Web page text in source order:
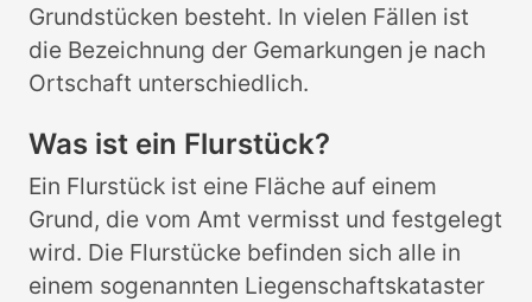
Grundstücken besteht. In vielen Fällen ist
die Bezeichnung der Gemarkungen je nach
Ortschaft unterschiedlich.
Was ist ein Flurstück?
Ein Flurstück ist eine Fläche auf einem
Grund, die vom Amt vermisst und festgelegt
wird. Die Flurstücke befinden sich alle in
einem sogenannten Liegenschaftskataster